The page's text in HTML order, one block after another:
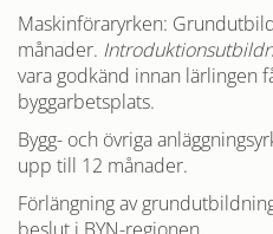
Maskinföraryrken:
månader.
vara godkänd innan lärlingen
byggarbetsplats.
Bygg- och övriga
upp till 12 månader.
Förlängning av